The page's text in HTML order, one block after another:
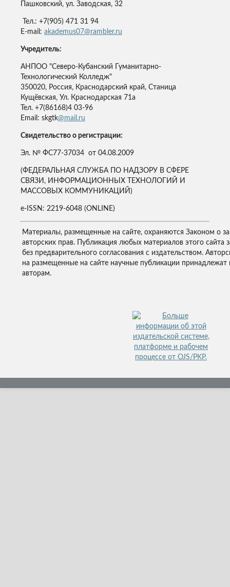
Пашковский, ул. Заводская, 32
Тел.: +7(905) 471 31 94
E-mail: akademus07@rambler.ru
Учредитель:
АНПОО "Северо-Кубанский Гуманитарно-
Технологический Колледж"
350020, Россия, Краснодарский край, Станица
Кущёвская, Ул. Краснодарская 71а
Тел. +7(86168)4 03-96
Email: skgtk@mail.ru
Свидетельство о регистрации:
Эл. № ФС77-37034 от 04.08.2009
(ФЕДЕРАЛЬНАЯ СЛУЖБА ПО НАДЗОРУ В СФЕРЕ
СВЯЗИ, ИНФОРМАЦИОННЫХ ТЕХНОЛОГИЙ И
МАССОВЫХ КОММУНИКАЦИЙ)
e-ISSN: 2219-6048 (ONLINE)
Материалы, размещенные на сайте, охраняются Законом о
авторских прав. Публикация любых материалов этого сайта
без предварительного согласования с издательством.
на размещенные на сайте научные публикации принадлежат
авторам.